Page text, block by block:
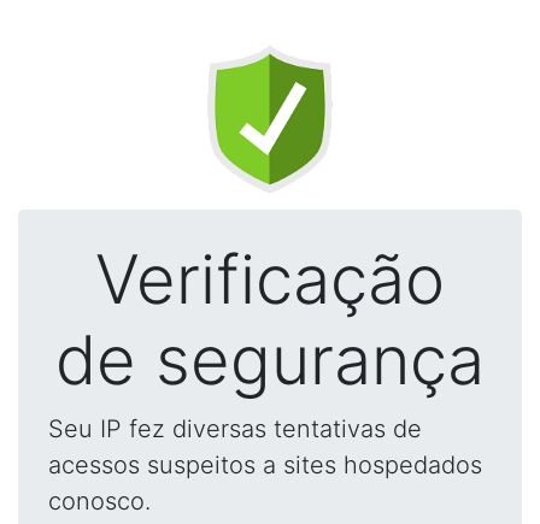
Verificação
de segurança
Seu IP fez diversas tentativas de
acessos suspeitos a sites hospedados
conosco.